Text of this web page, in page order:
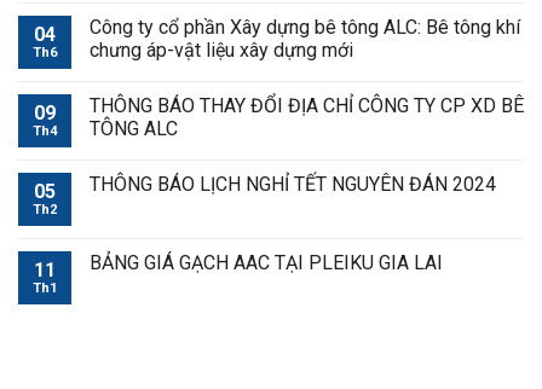
04
Th6
Công ty cổ phần Xây dựng bê tông ALC: Bê tông khí
chưng áp-vật liệu xây dựng mới
09
Th4
THÔNG BÁO THAY ĐỔI ĐỊA CHỈ CÔNG TY CP XD BÊ
TÔNG ALC
05
Th2
THÔNG BÁO LỊCH NGHỈ TẾT NGUYÊN ĐÁN 2024
11
Th1
BẢNG GIÁ GẠCH AAC TẠI PLEIKU GIA LAI